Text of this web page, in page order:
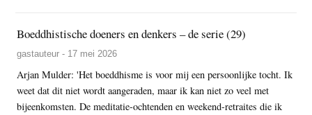
Boeddhistische doeners en denkers – de serie (29)
gastauteur - 17 mei 2026
Arjan Mulder: 'Het boeddhisme is voor mij een persoonlijke tocht. Ik
weet dat dit niet wordt aangeraden, maar ik kan niet zo veel met
bijeenkomsten. De meditatie-ochtenden en weekend-retraites die ik